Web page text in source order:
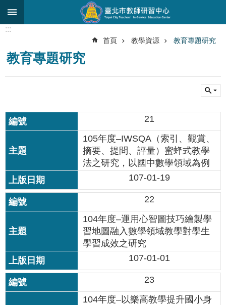
跳到主要內容區塊
搜
尋
中
心
究
展
研
習
修
師
諮
商
輔
:::
首頁 教學資源 教育專題研究
教育專題研究
21
105年度–IWSQA（索引、觀賞、
摘要、提問、評量）蜜蜂式教學
法之研究，以國中數學領域為例
107-01-19
22
104年度–運用心智圖技巧繪製學
習地圖融入數學領域教學對學生
學習成效之研究
107-01-01
23
104年度–以樂高教學提升國小身